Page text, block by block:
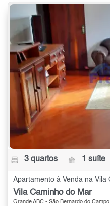
3 quartos 1 suíte
Vila Caminho do Mar
Grande ABC - São Bernardo do Campo